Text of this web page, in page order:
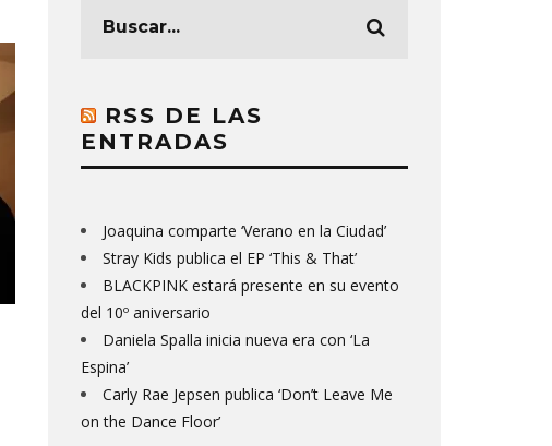
RSS DE LAS
ENTRADAS
Joaquina comparte ‘Verano en la Ciudad’
Stray Kids publica el EP ‘This & That’
BLACKPINK estará presente en su evento
del 10º aniversario
Daniela Spalla inicia nueva era con ‘La
Espina’
Carly Rae Jepsen publica ‘Don’t Leave Me
on the Dance Floor’